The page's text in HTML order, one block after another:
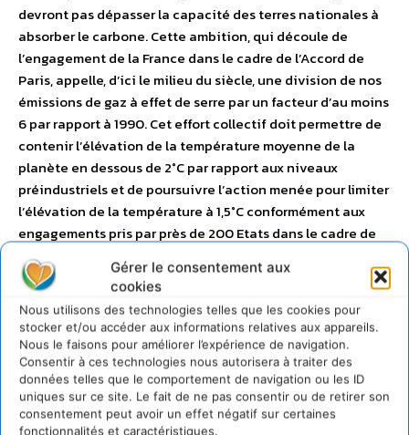
Gérer le consentement aux
cookies
Nous utilisons des technologies telles que les cookies pour
stocker et/ou accéder aux informations relatives aux appareils.
Nous le faisons pour améliorer l’expérience de navigation.
Consentir à ces technologies nous autorisera à traiter des
données telles que le comportement de navigation ou les ID
uniques sur ce site. Le fait de ne pas consentir ou de retirer son
consentement peut avoir un effet négatif sur certaines
fonctionnalités et caractéristiques.
devront pas dépasser la capacité des terres nationales à
absorber le carbone. Cette ambition, qui découle de
l’engagement de la France dans le cadre de l’Accord de
Paris, appelle, d’ici le milieu du siècle, une division de nos
émissions de gaz à effet de serre par un facteur d’au moins
6 par rapport à 1990. Cet effort collectif doit permettre de
contenir l’élévation de la température moyenne de la
planète en dessous de 2°C par rapport aux niveaux
préindustriels et de poursuivre l’action menée pour limiter
l’élévation de la température à 1,5°C conformément aux
engagements pris par près de 200 Etats dans le cadre de
l’accord de Paris il y a un peu plus de cinq ans. De cet
engagement découle une trajectoire de réduction
d’émissions tout aussi ambitieuse. Un premier point
d’étape est fixé en 2030 par la loi 2015-992 du 17 août 2015
de transition énergétique pour la croissance verte
(LTECV) : la France devra avoir réduit ses émissions de gaz
à effet de serre de 40 % par rapport à 1990. C’est la
stratégie nationale bas-carbone (SNBC), introduite par la
LTECV, qui établit la feuille de route du Gouvernement en